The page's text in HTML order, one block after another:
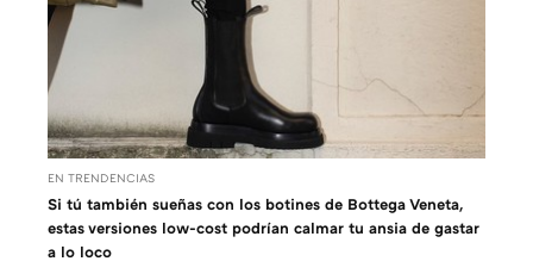
EN TRENDENCIAS
Si tú también sueñas con los botines de Bottega Veneta,
estas versiones low-cost podrían calmar tu ansia de gastar
a lo loco